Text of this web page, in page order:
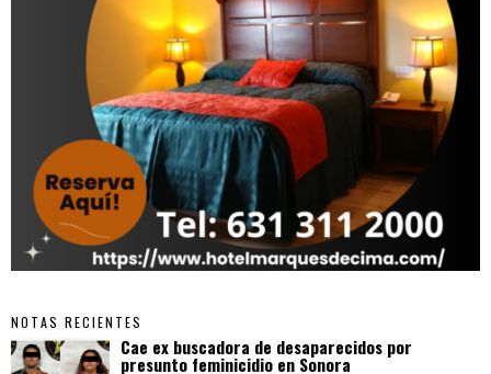
NOTAS RECIENTES
Cae ex buscadora de desaparecidos por
presunto feminicidio en Sonora